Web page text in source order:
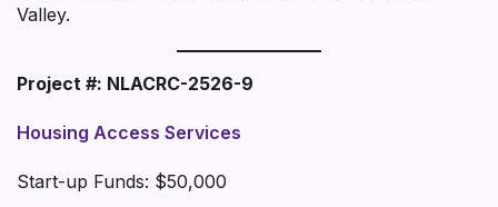
Valley.
Project #: NLACRC-2526-9
Housing Access Services
Start-up Funds: $50,000